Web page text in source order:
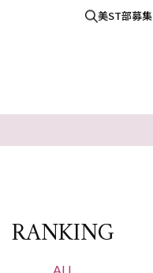
美ST部募集
RANKING
ALL